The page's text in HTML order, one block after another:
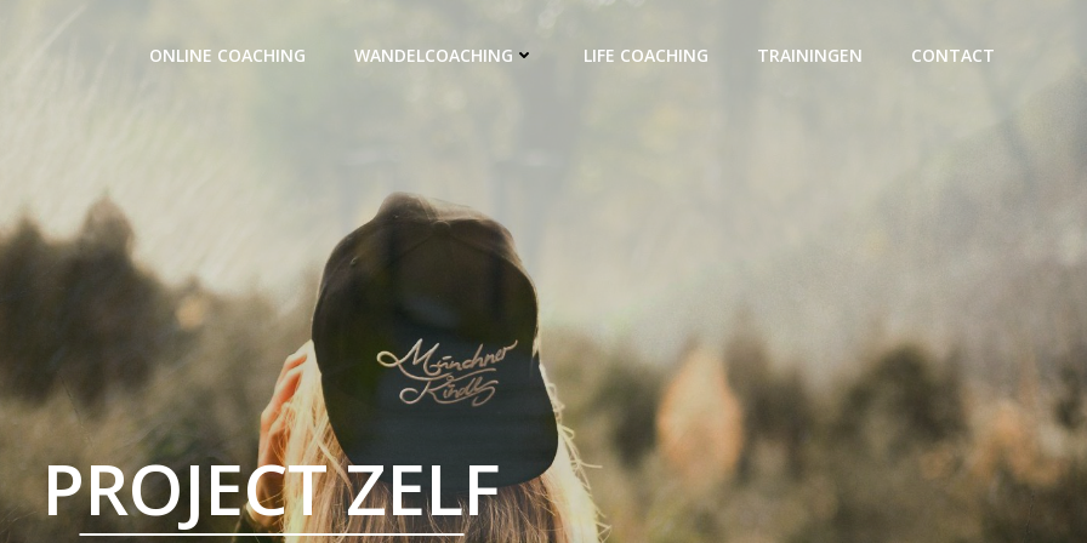
ONLINE COACHING WANDELCOACHING LIFE COACHING TRAININGEN CONTACT
PROJECT ZELF